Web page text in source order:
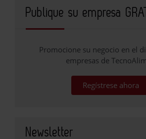
Publique su empresa
Promocione su negocio en el
empresas de
Regístrese ahora
Newsletter